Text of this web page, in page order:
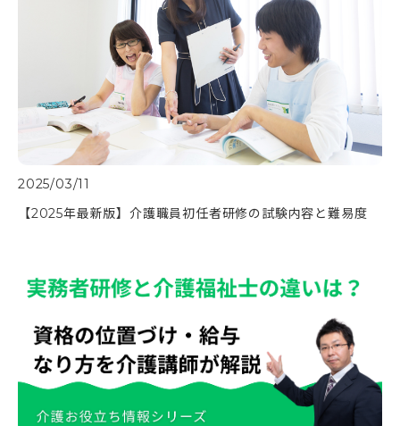
2025/03/11
【2025年最新版】介護職員初任者研修の試験内容と難易度